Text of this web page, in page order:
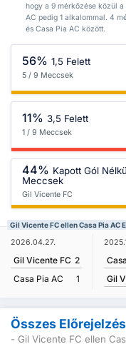
hogy a 9 mérkőzése közül
AC pedig 1 alkalommal. 4
és Casa Pia AC között.
56% 1,5 Felett
5 / 9 Meccsek
11% 3,5 Felett
1 / 9 Meccsek
44% Kapott Gól
Meccsek
Gil Vicente FC
Gil Vicente FC ellen Casa Pia AC
2026.04.27.
Gil Vicente FC 2
Casa Pia AC
1
Gil
Összes Előrejelzés
- Gil Vicente FC ellen